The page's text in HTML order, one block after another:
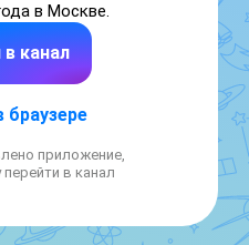
в Москве.
канал
приложение,
в канал